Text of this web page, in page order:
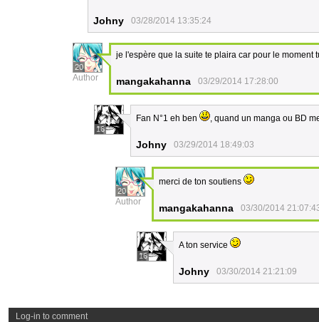
Johny 03/28/2014 13:35:24
20
Author
je l'espère que la suite te plaira car pour le moment
mangakahanna 03/29/2014 17:28:00
16
Fan N°1 eh ben , quand un manga ou BD
Johny 03/29/2014 18:49:03
20
Author
merci de ton soutiens
mangakahanna 03/30/2014
16
A ton service
Johny 03/30/2014 21:21:09
Log-in to comment